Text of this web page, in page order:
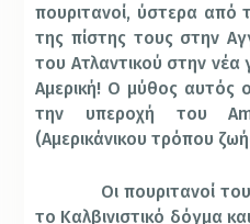
πουριτανοί, ύστερα από
της πίστης τους στην
του Ατλαντικού στην νέα
Αμερική! Ο μύθος αυτός
την υπεροχή του
(Αμερικάνικου τρόπου
Οι πουριτανοί
το Καλβινιστικό δόγμα